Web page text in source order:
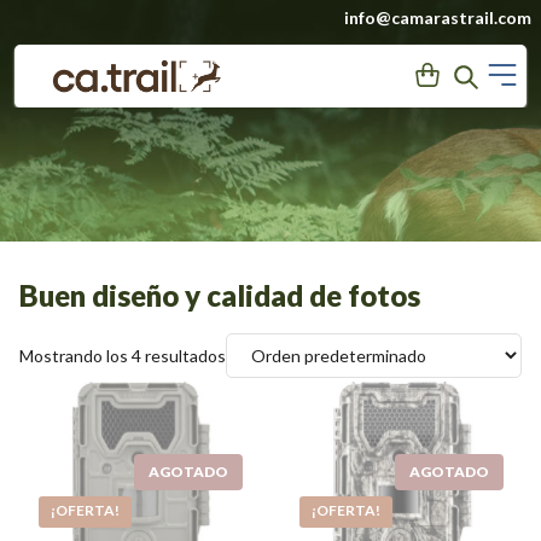
contenido
info@camarastrail.com
User Search
Buen diseño y calidad de fotos
Mostrando los 4 resultados
¡OFERTA!
BUSHNELL 20MPX,
CAMARA DE
¡OFERTA!
BUSHNELL TROPHYCAM
AGGRESSOR 24MPX,